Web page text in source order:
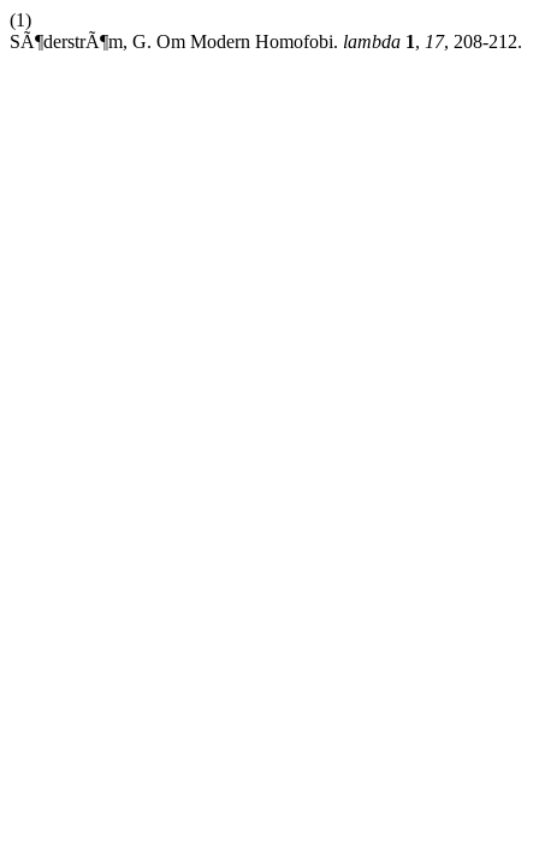
(1)
SÃ¶derstrÃ¶m, G. Om Modern Homofobi. lambda 1, 17, 208-212.